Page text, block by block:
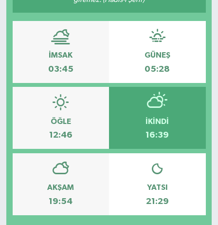
İMSAK
03:45
GÜNEŞ
05:28
ÖĞLE
12:46
İKINDI
16:39
AKŞAM
19:54
YATSI
21:29